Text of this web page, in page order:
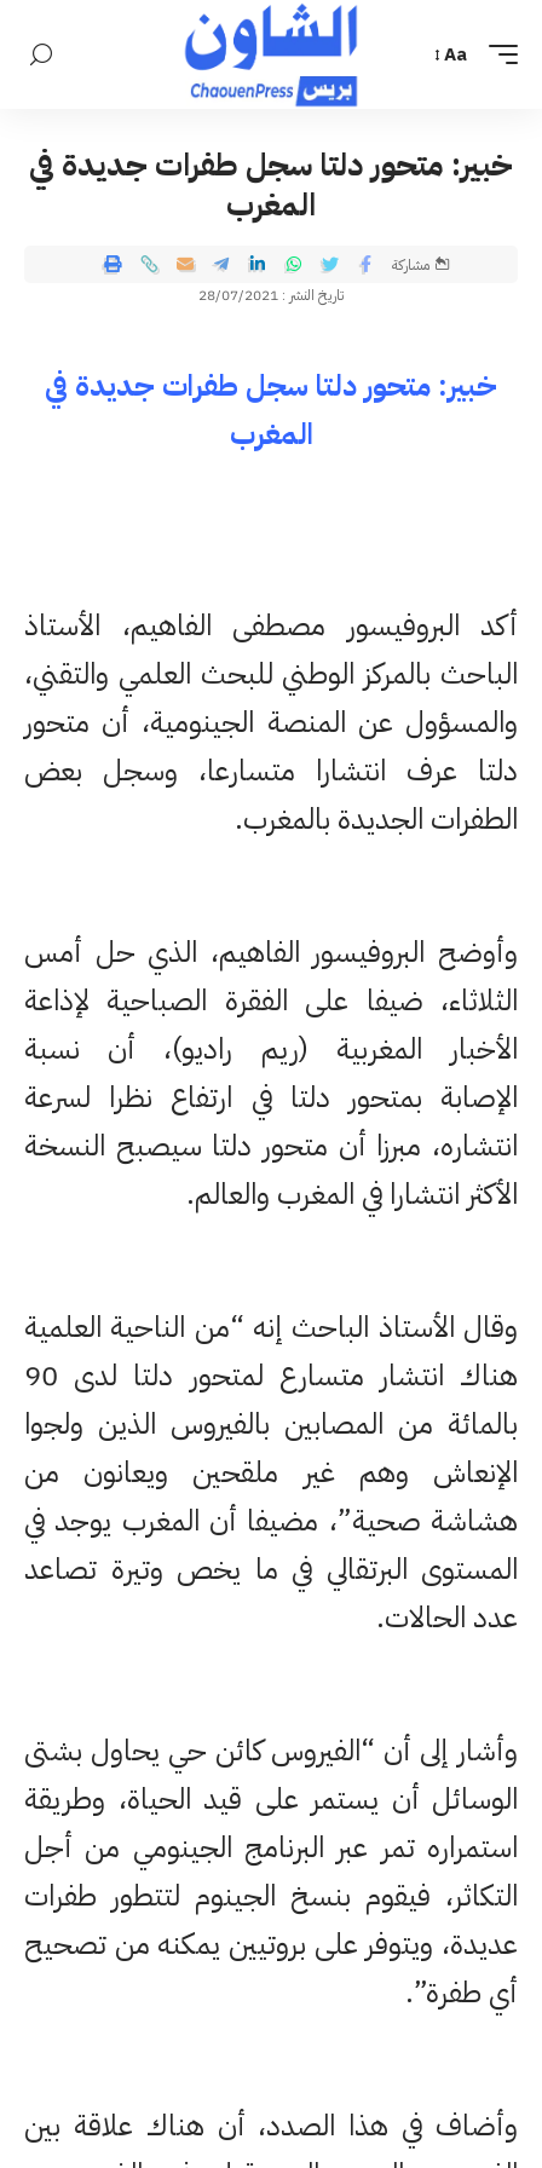
Aa
خبير: متحور دلتا سجل طفرات جديدة في
المغرب
تاريخ النشر : 28/07/2021
مشاركة
خبير: متحور دلتا سجل طفرات جديدة في
المغرب
أكد البروفيسور مصطفى الفاهيم، الأستاذ
الباحث بالمركز الوطني للبحث العلمي والتقني،
والمسؤول عن المنصة الجينومية، أن متحور
دلتا عرف انتشارا متسارعا، وسجل بعض
الطفرات الجديدة بالمغرب.
وأوضح البروفيسور الفاهيم، الذي حل أمس
الثلاثاء، ضيفا على الفقرة الصباحية لإذاعة
الأخبار المغربية (ريم راديو)، أن نسبة
الإصابة بمتحور دلتا في ارتفاع نظرا لسرعة
انتشاره، مبرزا أن متحور دلتا سيصبح النسخة
الأكثر انتشارا في المغرب والعالم.
وقال الأستاذ الباحث إنه “من الناحية العلمية
هناك انتشار متسارع لمتحور دلتا لدى 90
بالمائة من المصابين بالفيروس الذين ولجوا
الإنعاش وهم غير ملقحين ويعانون من
هشاشة صحية”، مضيفا أن المغرب يوجد في
المستوى البرتقالي في ما يخص وتيرة تصاعد
عدد الحالات.
وأشار إلى أن “الفيروس كائن حي يحاول بشتى
الوسائل أن يستمر على قيد الحياة، وطريقة
استمراره تمر عبر البرنامج الجينومي من أجل
التكاثر، فيقوم بنسخ الجينوم لتتطور طفرات
عديدة، ويتوفر على بروتيين يمكنه من تصحيح
أي طفرة”.
وأضاف في هذا الصدد، أن هناك علاقة بين